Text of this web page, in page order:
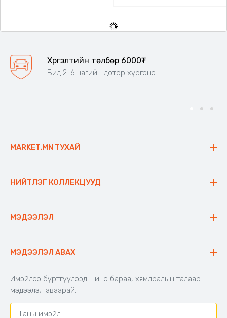
Хүргэлтийн төлбөр 6000₮
Бид 2-6 цагийн дотор хүргэнэ
MARKET.MN ТУХАЙ
Үнэт зүйлс
Ажлын байр
Блог
НИЙТЛЭГ КОЛЛЕКЦУУД
Сүүдрэвч
Аяны ширээ
Аяны түшлэгтэй сандал
МЭДЭЭЛЭЛ
Буцаалтын журам
Захиалга шалгах
Хамтран ажиллах
Холбоо барих
МЭДЭЭЛЭЛ АВАХ
Имэйлээ бүртгүүлээд шинэ бараа, хямдралын талаар
мэдээлэл аваарай.